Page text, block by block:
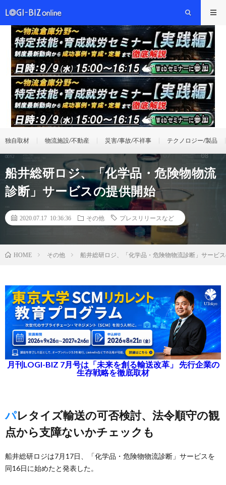
独自取材 物流施設/不動産 災害/事故/不祥事 テクノロジー/製品
船井総研ロジ、「化学品・危険物物流
診断」サービスの提供開始
2020.07.17 10:36:36 その他 プレスリリースなど
HOME その他 船井総研ロジ、「化学品・危険物物流診断」サービ
月刊LOGI-BIZ 7月号は「未来を創る輸送改革」 先行企業の
生存戦略を徹底取材
パレタイズ輸送の可否検討、法令順守の観
点から支障ないかチェックも
船井総研ロジは7月17日、「化学品・危険物物流診断」サービスを
同16日に始めたと発表した。